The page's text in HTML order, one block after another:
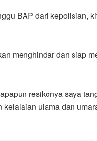
BAP dari kepolisian,
menghindar dan siap
resikonya saya
kelalaian ulama dan